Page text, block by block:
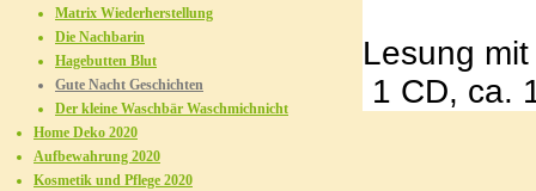
Lesung
1 CD, ca.
Matrix Wiederherstellung
Die Nachbarin
Hagebutten Blut
Gute Nacht Geschichten
Der kleine Waschbär Waschmichnicht
Home Deko 2020
Aufbewahrung 2020
Kosmetik und Pflege 2020